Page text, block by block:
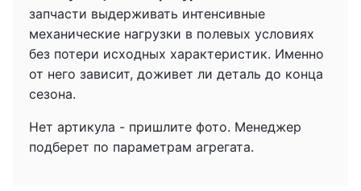
запчасти выдерживать интенсивные
механические нагрузки в полевых условиях
без потери исходных характеристик. Именно
от него зависит, доживет ли деталь до конца
сезона.
Нет артикула - пришлите фото. Менеджер
подберет по параметрам агрегата.